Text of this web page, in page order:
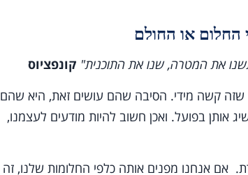
את המטרה, שנו את התוכנית" קונפציוס
שזה קשה מידי. הסיבה שהם עושים זאת, היא שהם
אותן בפועל. ואכן חשוב להיות מודעים לעצמנו,
אם אנחנו מפנים אותה כלפי החלומות שלנו, זה